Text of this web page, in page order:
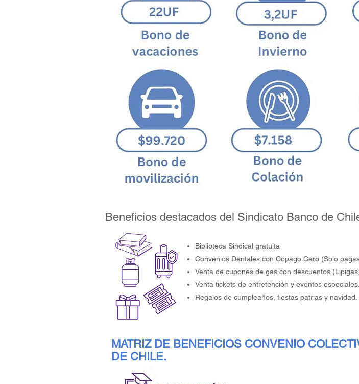
Beneficios destacados del Sindicato Banco de
Biblioteca Sindical gratuita
Convenios Dentales con Copago Cero (Solo
Venta de cupones de gas con descuentos
Venta tickets de entretención y eventos especiales.
Regalos de cumpleaños, fiestas patrias y navidad.
MATRIZ DE BENEFICIOS CONVENIO
DE CHILE.